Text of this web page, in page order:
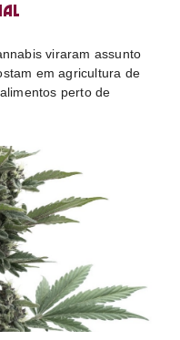
viraram assunto
em agricultura de
perto de